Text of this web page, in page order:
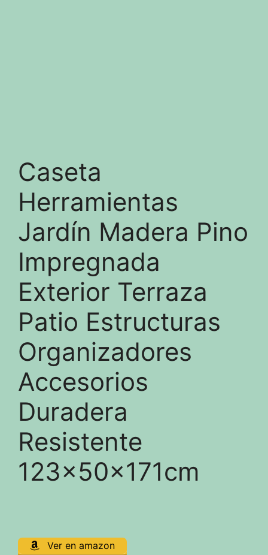
Caseta
Herramientas
Jardín Madera Pino
Impregnada
Exterior Terraza
Patio Estructuras
Organizadores
Accesorios
Duradera
Resistente
123x50x171cm
Ver en amazon